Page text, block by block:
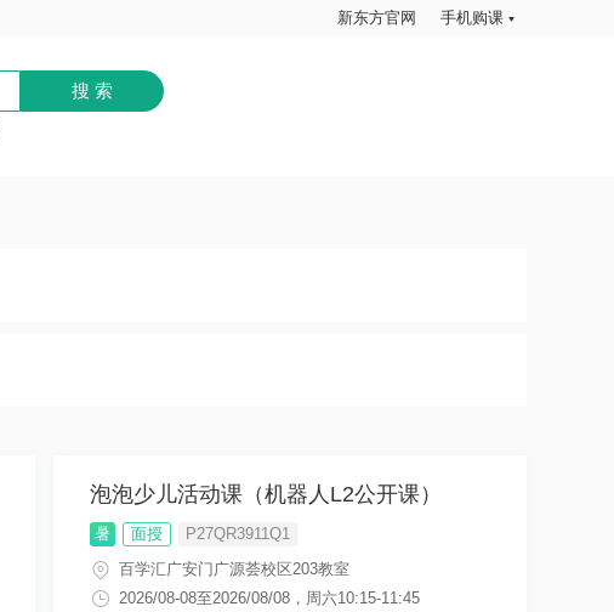
新东方官网 手机购课
泡泡少儿活动课（机器人L2公开课）
暑 面授
P27QR3911Q1
百学汇广安门广源荟校区203教室
2026/08-08至2026/08/08 ， 周六10:15-11:45